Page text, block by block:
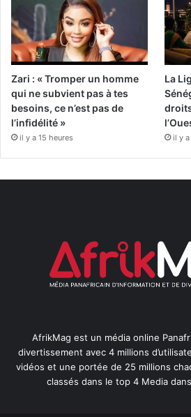
Zari : « Tromper un homme
qui ne subvient pas à tes
besoins, ce n’est pas de
l’infidélité »
il y a 15 heures
La
il y a
AfrikMag est un média online
divertissement avec 4 millions
vidéos et une portée de 25 millions
classés dans le top 4 Media